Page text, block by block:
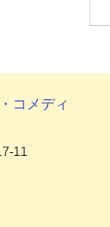
コメディ
11